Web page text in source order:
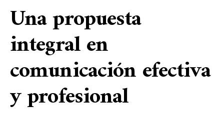
Una propuesta
integral en
comunicación efectiva
y profesional